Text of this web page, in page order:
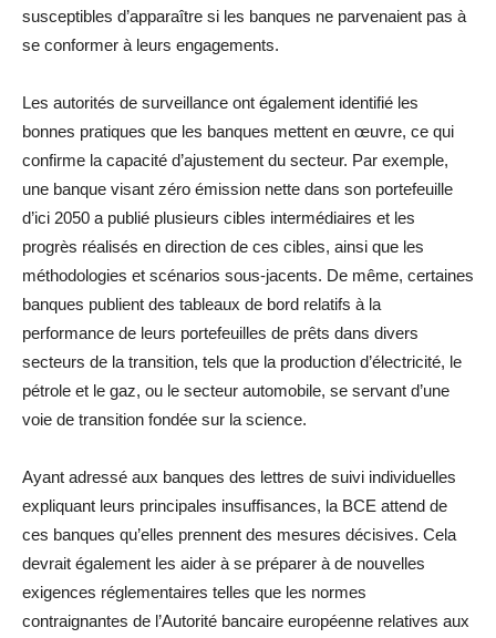
susceptibles d’apparaître si les banques ne parvenaient pas à
se conformer à leurs engagements.
Les autorités de surveillance ont également identifié les
bonnes pratiques que les banques mettent en œuvre, ce qui
confirme la capacité d’ajustement du secteur. Par exemple,
une banque visant zéro émission nette dans son portefeuille
d’ici 2050 a publié plusieurs cibles intermédiaires et les
progrès réalisés en direction de ces cibles, ainsi que les
méthodologies et scénarios sous-jacents. De même, certaines
banques publient des tableaux de bord relatifs à la
performance de leurs portefeuilles de prêts dans divers
secteurs de la transition, tels que la production d’électricité, le
pétrole et le gaz, ou le secteur automobile, se servant d’une
voie de transition fondée sur la science.
Ayant adressé aux banques des lettres de suivi individuelles
expliquant leurs principales insuffisances, la BCE attend de
ces banques qu’elles prennent des mesures décisives. Cela
devrait également les aider à se préparer à de nouvelles
exigences réglementaires telles que les normes
contraignantes de l’Autorité bancaire européenne relatives aux